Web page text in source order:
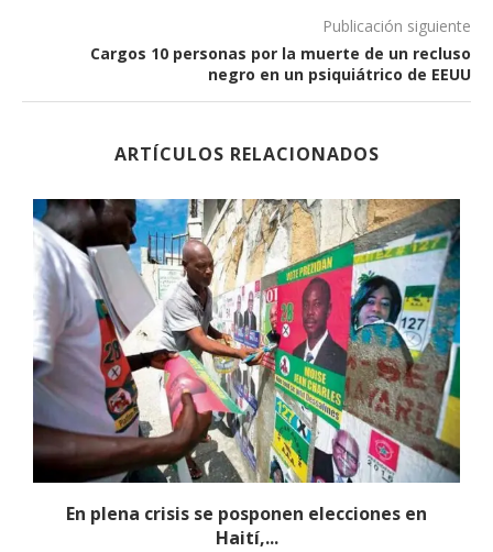
Publicación siguiente
Cargos 10 personas por la muerte de un recluso
negro en un psiquiátrico de EEUU
ARTÍCULOS RELACIONADOS
En plena crisis se posponen elecciones en
Haití,...